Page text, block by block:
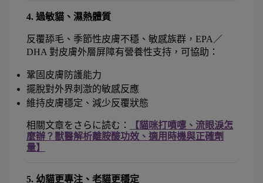
4. 過敏貓、濕熱體質
反覆舔毛、季節性皮膚不穩、敏感族群，EPA／
DHA 對皮膚外層屏障有營養性支持，可協助：
鞏固皮膚防護能力
擺脫對外界刺激的敏感反應
維持皮膚穩定、減少反覆狀態
相關文章をさらに読む：
【貓咪打噴嚏、流眼淚怎
麼辦？獸醫解析離胺酸功效、適用時機與正確劑
量】
5. 幼貓更專注、老貓更穩定